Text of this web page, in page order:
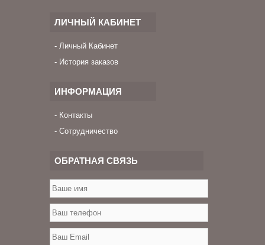
ЛИЧНЫЙ КАБИНЕТ
Личный Кабинет
История заказов
ИНФОРМАЦИЯ
Контакты
Сотрудничество
ОБРАТНАЯ СВЯЗЬ